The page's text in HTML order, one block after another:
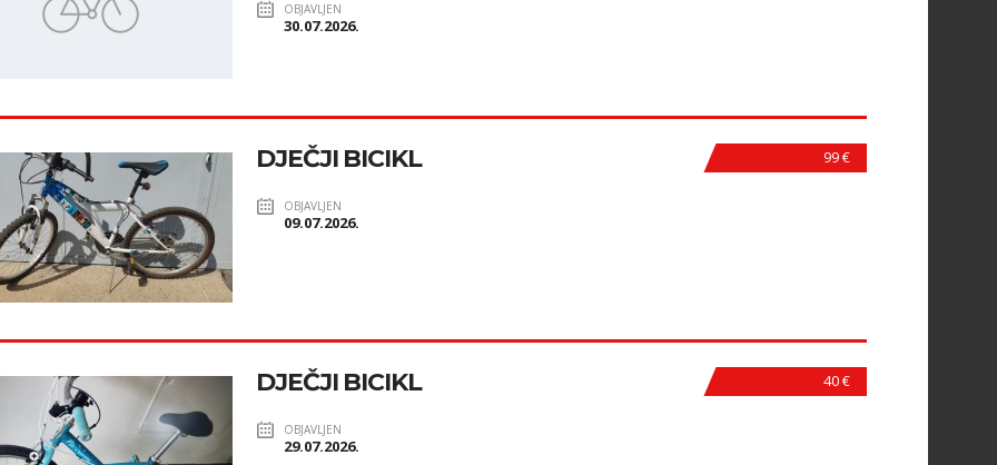
OBJAVLJEN
30.07.2026.
99 €
DJEČJI BICIKL
OBJAVLJEN
09.07.2026.
40 €
DJEČJI BICIKL
OBJAVLJEN
29.07.2026.